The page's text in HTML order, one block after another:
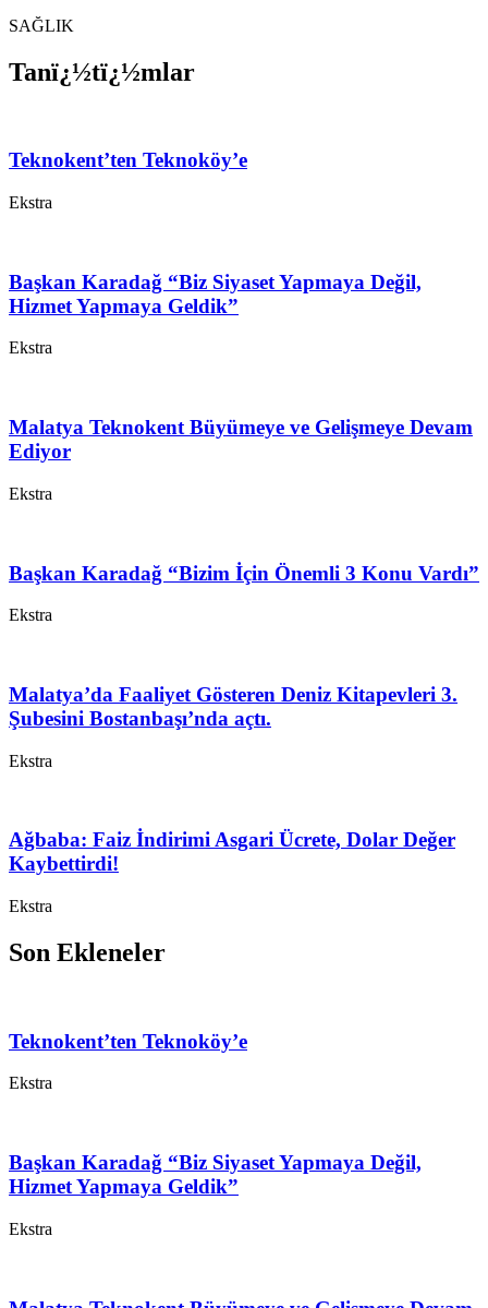
SAĞLIK
Tanï¿½tï¿½mlar
Teknokent’ten Teknoköy’e
Ekstra
Başkan Karadağ “Biz Siyaset Yapmaya Değil,
Hizmet Yapmaya Geldik”
Ekstra
Malatya Teknokent Büyümeye ve Gelişmeye Devam
Ediyor
Ekstra
Başkan Karadağ “Bizim İçin Önemli 3 Konu Vardı”
Ekstra
Malatya’da Faaliyet Gösteren Deniz Kitapevleri 3.
Şubesini Bostanbaşı’nda açtı.
Ekstra
Ağbaba: Faiz İndirimi Asgari Ücrete, Dolar Değer
Kaybettirdi!
Ekstra
Son Ekleneler
Teknokent’ten Teknoköy’e
Ekstra
Başkan Karadağ “Biz Siyaset Yapmaya Değil,
Hizmet Yapmaya Geldik”
Ekstra